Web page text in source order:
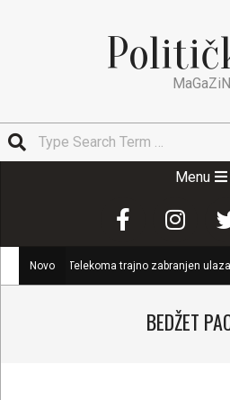
MaGaZiN
Menu
Novo
Telekoma trajno zabranjen ulazak na Kosovo
BEDŽET